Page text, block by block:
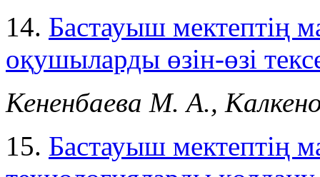
14. Бастауыш мектептің
оқушыларды өзін-өзі
Кененбаева М. А.,
15. Бастауыш мектептің